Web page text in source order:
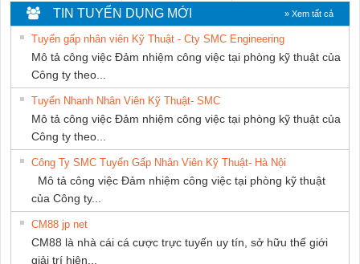
DỊCH VỤ KỸ
THUẬT ĐIỆN CƠ
GIA HƯNG PHÁT
CÁP ĐIỆN
THƯỢNG ĐÌNH
TIN TUYỂN DỤNG MỚI » Xem tất cả
Tuyển gấp nhân viên Kỹ Thuật - Cty SMC Engineering
Mô tả công việc Đảm nhiệm công việc tại phòng kỹ thuật của
Công ty theo...
Tuyển Nhanh Nhân Viên Kỹ Thuật- SMC
Mô tả công việc Đảm nhiệm công việc tại phòng kỹ thuật của
Công ty theo...
Công Ty SMC Tuyển Gấp Nhân Viên Kỹ Thuật- Hà Nội
Mô tả công việc Đảm nhiệm công việc tại phòng kỹ thuật
của Công ty...
CM88 jp net
CM88 là nhà cái cá cược trực tuyến uy tín, sở hữu thế giới
giải trí hiện...